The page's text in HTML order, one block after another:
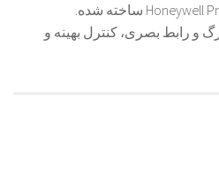
و رابط بصری، کنترل بهینه و